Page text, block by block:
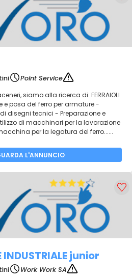
Point Service
siamo alla ricerca di: FERRAIOLI
e posa del ferro per armature -
disegni tecnici - Preparazione e
di macchinari per la lavorazione
per la legatura del ferro......
L'ANNUNCIO
INDUSTRIALE junior
Work Work SA